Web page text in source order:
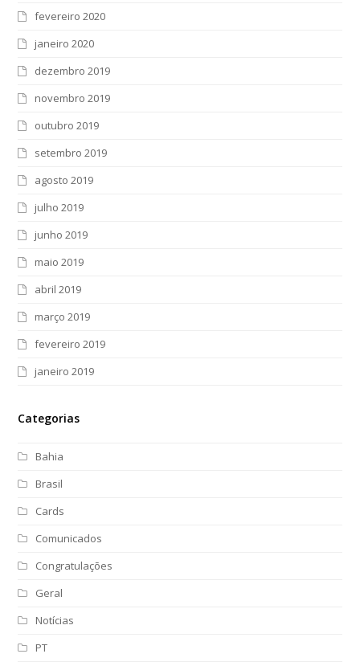
fevereiro 2020
janeiro 2020
dezembro 2019
novembro 2019
outubro 2019
setembro 2019
agosto 2019
julho 2019
junho 2019
maio 2019
abril 2019
março 2019
fevereiro 2019
janeiro 2019
Categorias
Bahia
Brasil
Cards
Comunicados
Congratulações
Geral
Notícias
PT